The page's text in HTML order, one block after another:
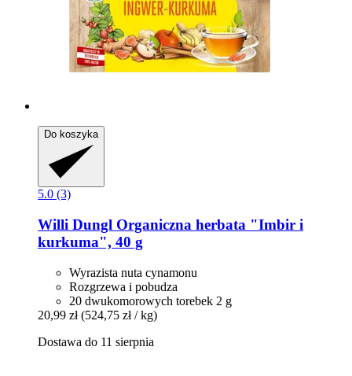
Do koszyka
5.0 (3)
Willi Dungl Organiczna herbata "Imbir i
kurkuma", 40 g
Wyrazista nuta cynamonu
Rozgrzewa i pobudza
20 dwukomorowych torebek 2 g
20,99 zł (524,75 zł / kg)
Dostawa do 11 sierpnia